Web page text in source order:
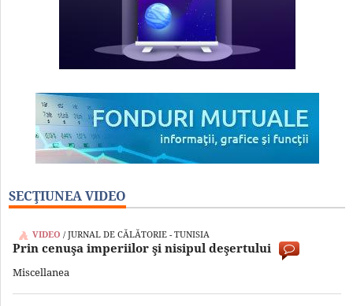
SECŢIUNEA VIDEO
VIDEO / JURNAL DE CĂLĂTORIE - TUNISIA
Prin cenuşa imperiilor şi nisipul deşertului
Miscellanea